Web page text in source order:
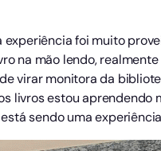
foi muito
na mão lendo,
virar monitora da
livros estou aprendendo
sendo uma